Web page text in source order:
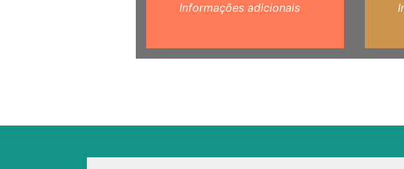
Informações adicionais